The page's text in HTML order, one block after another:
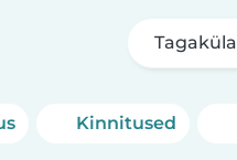
Tagaküla
Kinnitused